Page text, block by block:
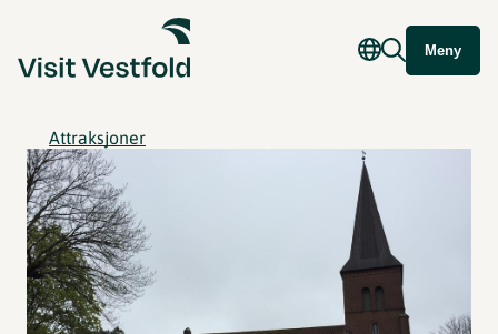
Meny
Attraksjoner